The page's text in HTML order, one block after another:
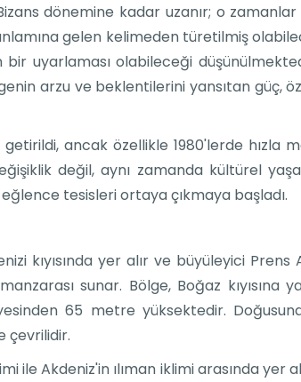
dönemine kadar uzanır; o
gelen kelimeden türetilmiş
bir uyarlaması olabileceği
arzu ve beklentilerini yansıtan güç,
ancak özellikle 1980'lerde hızla
değil, aynı zamanda kültürel
tesisleri ortaya çıkmaya başladı.
kıyısında yer alır ve büyüleyici Prens
sunar. Bölge, Boğaz kıyısına
65 metre yüksektedir.
çevrilidir.
ile Akdeniz'in ılıman iklimi arasında yer